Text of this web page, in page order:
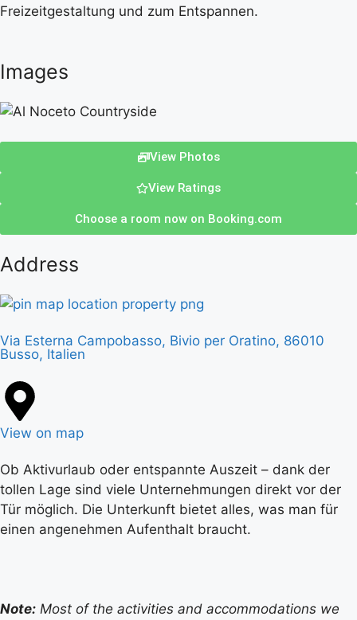
Freizeitgestaltung und zum Entspannen.
Images
View Photos
View Ratings
Choose a room now on Booking.com
Address
Via Esterna Campobasso, Bivio per Oratino, 86010
Busso, Italien
View on map
Ob Aktivurlaub oder entspannte Auszeit – dank der
tollen Lage sind viele Unternehmungen direkt vor der
Tür möglich. Die Unterkunft bietet alles, was man für
einen angenehmen Aufenthalt braucht.
Note: Most of the activities and accommodations we